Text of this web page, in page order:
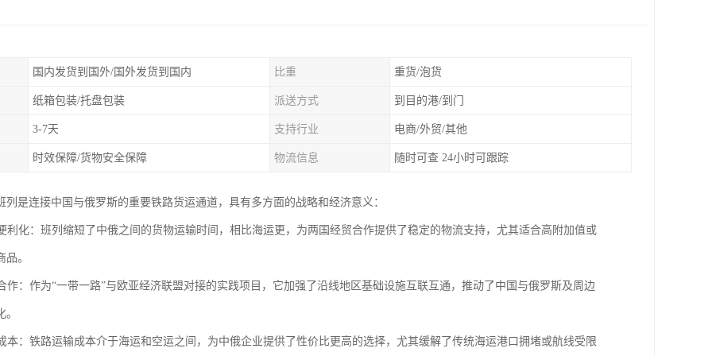
国内发货到国外/国外发货到国内 比重 重货/泡货
纸箱包装/托盘包装 派送方式 到目的港/到门
3-7天 支持行业 电商/外贸/其他
时效保障/货物安全保障 物流信息 随时可查 24小时可跟踪
列是连接中国与俄罗斯的重要铁路货运通道，具有多方面的战略和经济意义：
利化：班列缩短了中俄之间的货物运输时间，相比海运更，为两国经贸合作提供了稳定的物流支持，尤其适合高附加值或
。
作：作为“一带一路”与欧亚经济联盟对接的实践项目，它加强了沿线地区基础设施互联互通，推动了中国与俄罗斯及周边
本：铁路运输成本介于海运和空运之间，为中俄企业提供了性价比更高的选择，尤其缓解了传统海运港口拥堵或航线受限